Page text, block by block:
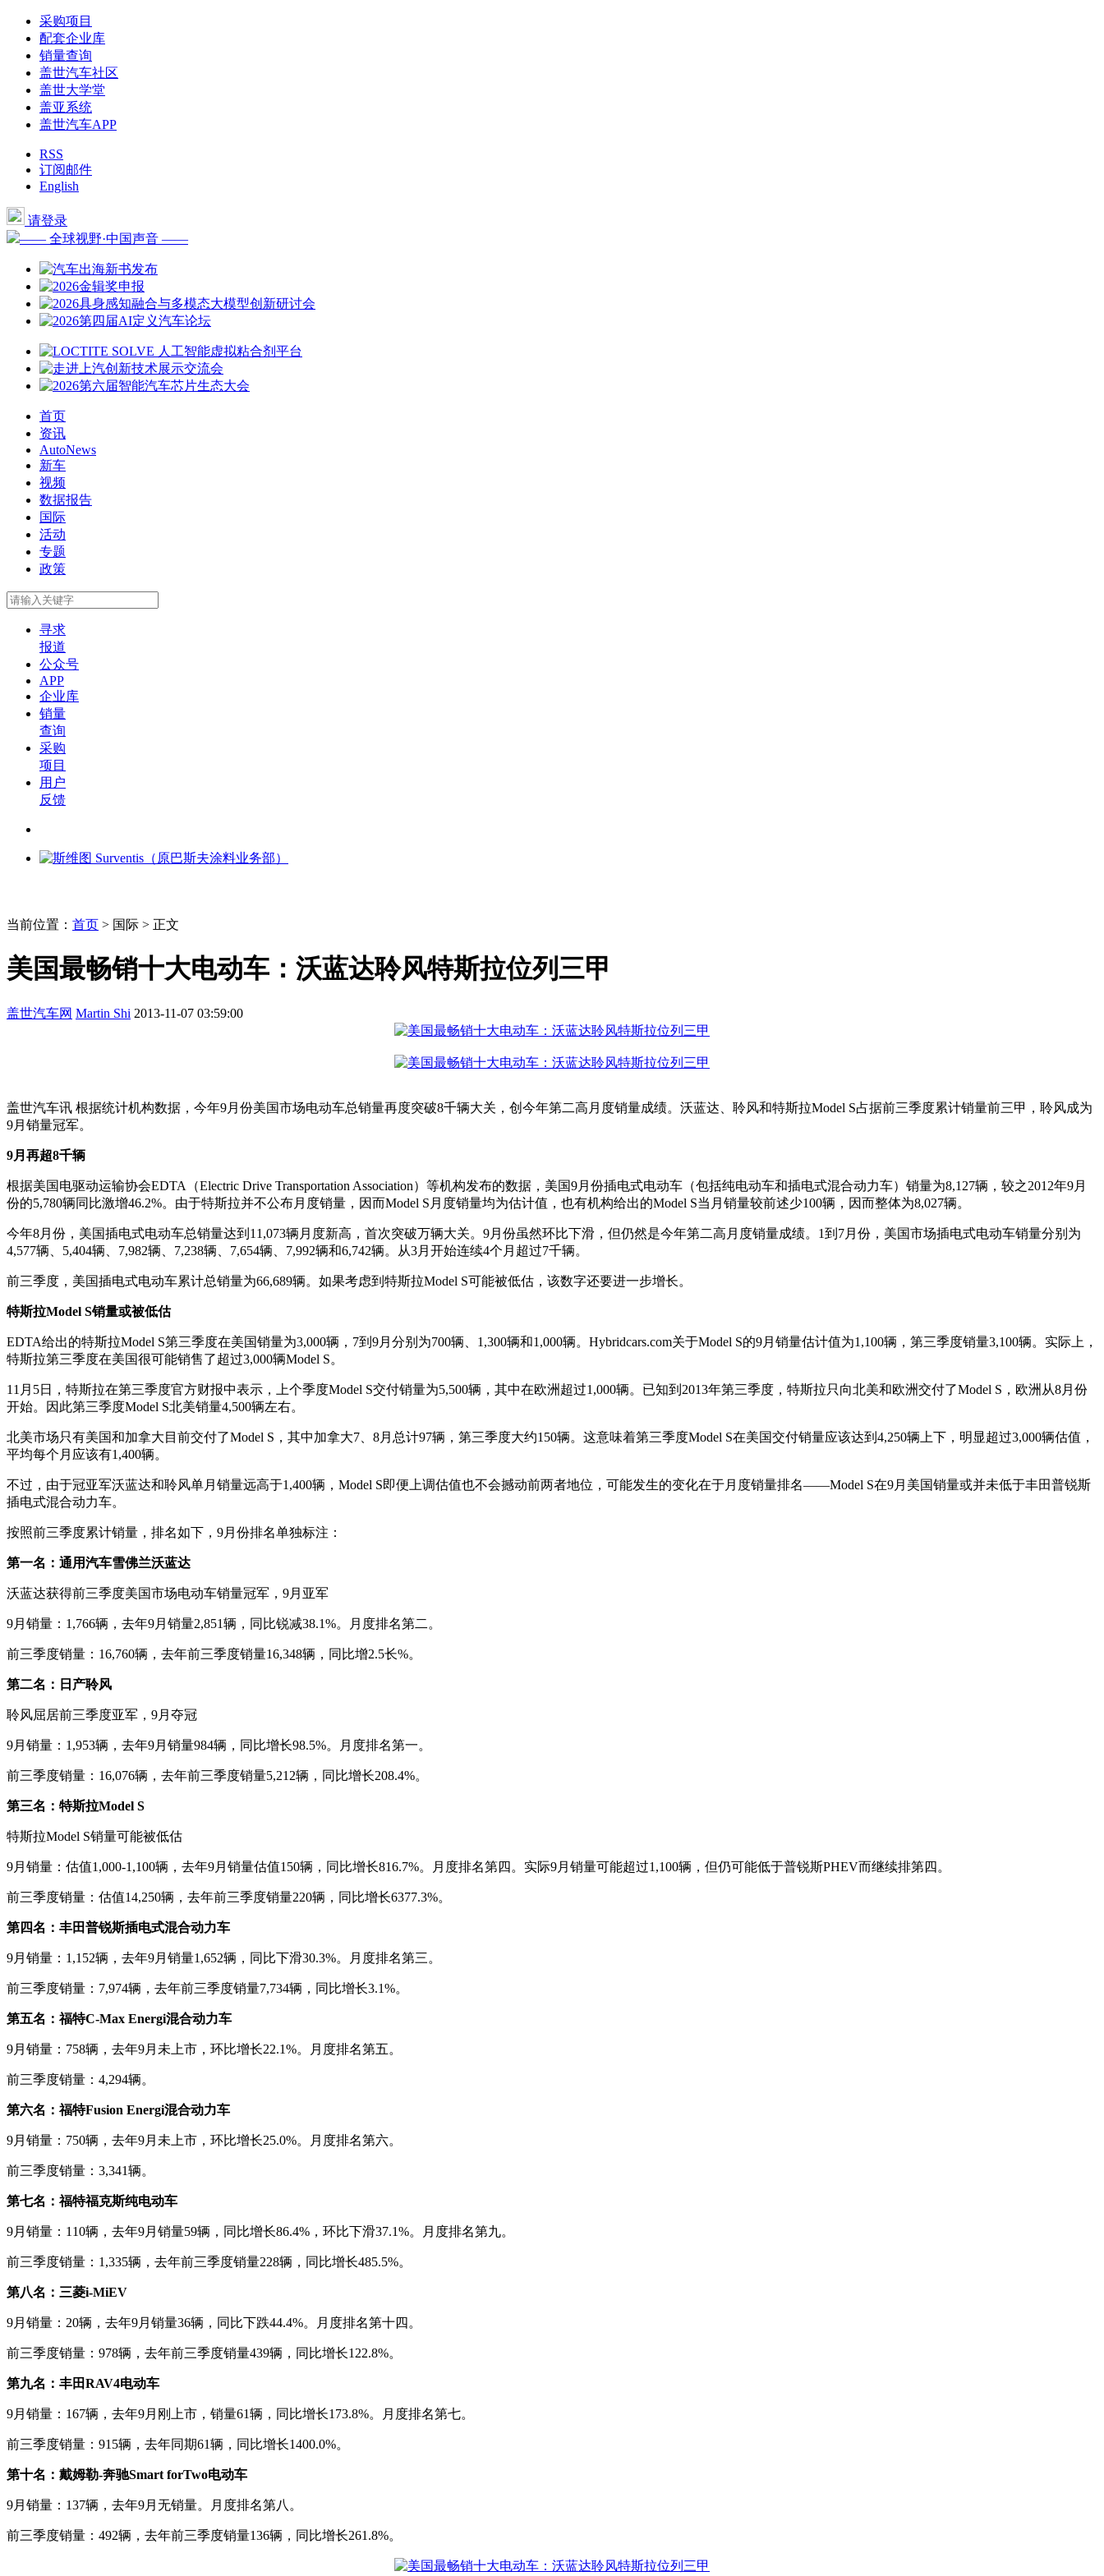
采购项目
配套企业库
销量查询
盖世汽车社区
盖世大学堂
盖亚系统
盖世汽车APP
RSS
订阅邮件
English
请登录
—— 全球视野·中国声音 ——
首页
资讯
AutoNews
新车
视频
数据报告
国际
活动
专题
政策
寻求
报道
公众号
APP
企业库
销量
查询
采购
项目
用户
反馈
当前位置： 首页 > 国际 > 正文
美国最畅销十大电动车：沃蓝达聆风特斯拉位列三甲
盖世汽车网 Martin Shi 2013-11-07 03:59:00
盖世汽车讯 根据统计机构数据，今年9月份美国市场电动车总销量再度突破8千辆大关，创今年第二高月度销量成绩。沃蓝达、聆风和特斯拉Model S占据前三季度累计销量前三甲，聆风成为
9月销量冠军。
9月再超8千辆
根据美国电驱动运输协会EDTA（Electric Drive Transportation Association）等机构发布的数据，美国9月份插电式电动车（包括纯电动车和插电式混合动力车）销量为8,127辆，较之2012年9月
份的5,780辆同比激增46.2%。由于特斯拉并不公布月度销量，因而Model S月度销量均为估计值，也有机构给出的Model S当月销量较前述少100辆，因而整体为8,027辆。
今年8月份，美国插电式电动车总销量达到11,073辆月度新高，首次突破万辆大关。9月份虽然环比下滑，但仍然是今年第二高月度销量成绩。1到7月份，美国市场插电式电动车销量分别为
4,577辆、5,404辆、7,982辆、7,238辆、7,654辆、7,992辆和6,742辆。从3月开始连续4个月超过7千辆。
前三季度，美国插电式电动车累计总销量为66,689辆。如果考虑到特斯拉Model S可能被低估，该数字还要进一步增长。
特斯拉Model S销量或被低估
EDTA给出的特斯拉Model S第三季度在美国销量为3,000辆，7到9月分别为700辆、1,300辆和1,000辆。Hybridcars.com关于Model S的9月销量估计值为1,100辆，第三季度销量3,100辆。实际上，
特斯拉第三季度在美国很可能销售了超过3,000辆Model S。
11月5日，特斯拉在第三季度官方财报中表示，上个季度Model S交付销量为5,500辆，其中在欧洲超过1,000辆。已知到2013年第三季度，特斯拉只向北美和欧洲交付了Model S，欧洲从8月份
开始。因此第三季度Model S北美销量4,500辆左右。
北美市场只有美国和加拿大目前交付了Model S，其中加拿大7、8月总计97辆，第三季度大约150辆。这意味着第三季度Model S在美国交付销量应该达到4,250辆上下，明显超过3,000辆估值，
平均每个月应该有1,400辆。
不过，由于冠亚军沃蓝达和聆风单月销量远高于1,400辆，Model S即便上调估值也不会撼动前两者地位，可能发生的变化在于月度销量排名——Model S在9月美国销量或并未低于丰田普锐斯
插电式混合动力车。
按照前三季度累计销量，排名如下，9月份排名单独标注：
第一名：通用汽车雪佛兰沃蓝达
沃蓝达获得前三季度美国市场电动车销量冠军，9月亚军
9月销量：1,766辆，去年9月销量2,851辆，同比锐减38.1%。月度排名第二。
前三季度销量：16,760辆，去年前三季度销量16,348辆，同比增2.5长%。
第二名：日产聆风
聆风屈居前三季度亚军，9月夺冠
9月销量：1,953辆，去年9月销量984辆，同比增长98.5%。月度排名第一。
前三季度销量：16,076辆，去年前三季度销量5,212辆，同比增长208.4%。
第三名：特斯拉Model S
特斯拉Model S销量可能被低估
9月销量：估值1,000-1,100辆，去年9月销量估值150辆，同比增长816.7%。月度排名第四。实际9月销量可能超过1,100辆，但仍可能低于普锐斯PHEV而继续排第四。
前三季度销量：估值14,250辆，去年前三季度销量220辆，同比增长6377.3%。
第四名：丰田普锐斯插电式混合动力车
9月销量：1,152辆，去年9月销量1,652辆，同比下滑30.3%。月度排名第三。
前三季度销量：7,974辆，去年前三季度销量7,734辆，同比增长3.1%。
第五名：福特C-Max Energi混合动力车
9月销量：758辆，去年9月未上市，环比增长22.1%。月度排名第五。
前三季度销量：4,294辆。
第六名：福特Fusion Energi混合动力车
9月销量：750辆，去年9月未上市，环比增长25.0%。月度排名第六。
前三季度销量：3,341辆。
第七名：福特福克斯纯电动车
9月销量：110辆，去年9月销量59辆，同比增长86.4%，环比下滑37.1%。月度排名第九。
前三季度销量：1,335辆，去年前三季度销量228辆，同比增长485.5%。
第八名：三菱i-MiEV
9月销量：20辆，去年9月销量36辆，同比下跌44.4%。月度排名第十四。
前三季度销量：978辆，去年前三季度销量439辆，同比增长122.8%。
第九名：丰田RAV4电动车
9月销量：167辆，去年9月刚上市，销量61辆，同比增长173.8%。月度排名第七。
前三季度销量：915辆，去年同期61辆，同比增长1400.0%。
第十名：戴姆勒-奔驰Smart forTwo电动车
9月销量：137辆，去年9月无销量。月度排名第八。
前三季度销量：492辆，去年前三季度销量136辆，同比增长261.8%。